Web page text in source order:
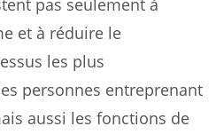
et à réduire le
les plus
personnes entreprenant
aussi les fonctions de